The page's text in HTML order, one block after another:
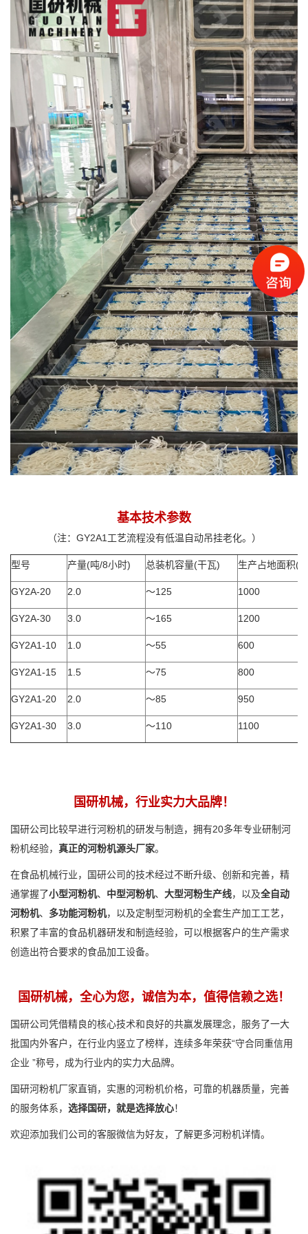
基本技术参数
（注：GY2A1工艺流程没有低温自动吊挂老化。）
型号 产量(吨/8小时) 总装机容量(干瓦) 生产占地面积
GY2A-20 2.0 ～125 1000
GY2A-30 3.0 ～165 1200
GY2A1-10 1.0 ～55 600
GY2A1-15 1.5 ～75 800
GY2A1-20 2.0 ～85 950
GY2A1-30 3.0 ～110 1100
国研机械，行业实力大品牌！
国研公司比较早进行河粉机的研发与制造，拥有20多年专业研制河
粉机经验， 真正的河粉机源头厂家。
在食品机械行业，国研公司的技术经过不断升级、创新和完善，精
通掌握了小型河粉机、 中型河粉机、 大型河粉生产线，以及全自动
河粉机、 多功能河粉机，以及定制型河粉机的全套生产加工工艺，
积累了丰富的食品机器研发和制造经验，可以根据客户的生产需求
创造出符合要求的食品加工设备。
国研机械，全心为您，诚信为本，值得信赖之选！
国研公司凭借精良的核心技术和良好的共赢发展理念，服务了一大
批国内外客户，在行业内竖立了榜样，连续多年荣获“守合同重信用
企业 ”称号，成为行业内的实力大品牌。
国研河粉机厂家直销，实惠的河粉机价格，可靠的机器质量，完善
的服务体系， 选择国研，就是选择放心！
欢迎添加我们公司的客服微信为好友，了解更多河粉机详情。